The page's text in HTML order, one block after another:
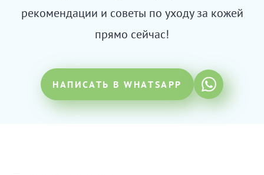
рекомендации и советы по уходу за кожей
прямо сейчас!
НАПИСАТЬ В WHATSAPP